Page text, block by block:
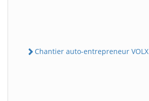
Chantier auto-entrepreneur VOLX